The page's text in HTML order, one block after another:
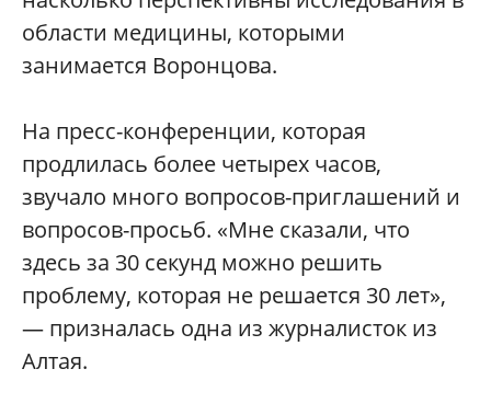
области медицины, которыми
занимается Воронцова.
На пресс-конференции, которая
продлилась более четырех часов,
звучало много вопросов-приглашений и
вопросов-просьб. «Мне сказали, что
здесь за 30 секунд можно решить
проблему, которая не решается 30 лет»,
— призналась одна из журналисток из
Алтая.